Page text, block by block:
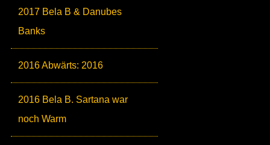
2017 Bela B & Danubes
Banks
2016 Abwärts: 2016
2016 Bela B. Sartana war
noch Warm